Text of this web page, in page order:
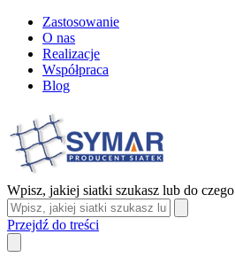
Zastosowanie
O nas
Realizacje
Współpraca
Blog
Wpisz, jakiej siatki szukasz lub do
Przejdź do treści